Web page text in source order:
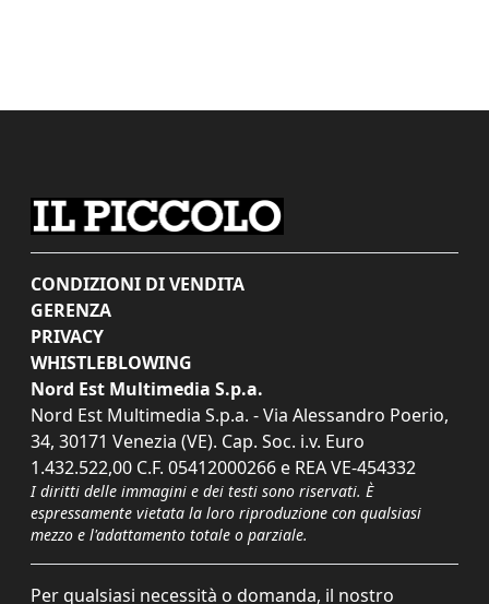
CONDIZIONI DI VENDITA
GERENZA
PRIVACY
WHISTLEBLOWING
Nord Est Multimedia S.p.a.
Nord Est Multimedia S.p.a. - Via Alessandro Poerio,
34, 30171 Venezia (VE). Cap. Soc. i.v. Euro
1.432.522,00 C.F. 05412000266 e REA VE-454332
I diritti delle immagini e dei testi sono riservati. È
espressamente vietata la loro riproduzione con qualsiasi
mezzo e l'adattamento totale o parziale.
Per qualsiasi necessità o domanda, il nostro